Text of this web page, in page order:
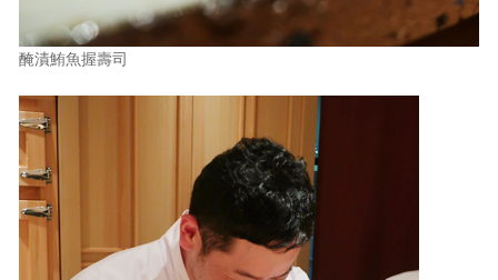
醃漬鮪魚握壽司